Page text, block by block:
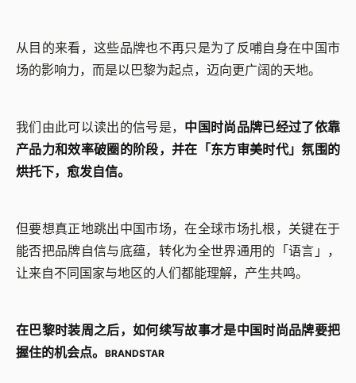
从目的来看，这些品牌也不再只是为了反哺自身在中国市
场的影响力，而是以巴黎为起点，迈向更广阔的天地。
我们由此可以读出的信号是， 中国时尚品牌已经过了依靠
产品力和效率破圈的阶段，并在「东方审美时代」氛围的
烘托下，愈发自信。
但要想真正地跳出中国市场，在全球市场扎根，关键在于
能否把品牌自信与底蕴，转化为全世界通用的「语言」，
让来自不同国家与地区的人们都能理解，产生共鸣。
在巴黎时装周之后，如何续写故事才是中国时尚品牌要把
握住的机会点。 BRANDSTAR